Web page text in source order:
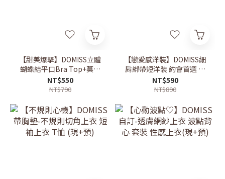
【甜美爆擊】DOMISS立體
蝴蝶結平口Bra Top+莫代
爾防曬罩衫 約會穿搭 (現
+預)
NT$550
NT$790
【戀愛感洋裝】DOMISS細
肩綁帶短洋裝 約會首選 背
心裙 蕾絲洋裝 渡假洋裝 (現
+預)
NT$590
NT$890